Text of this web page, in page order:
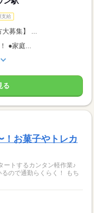
支給
大募集】 ...
●家庭...
る
お菓子やトレカ
トするカンタン軽作業♪
ので通勤らくらく！ もち